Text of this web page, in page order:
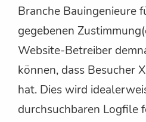
Branche Bauingenieure
gegebenen
Website-Betreiber
können, dass Besucher
hat. Dies wird
durchsuchbaren Logfile